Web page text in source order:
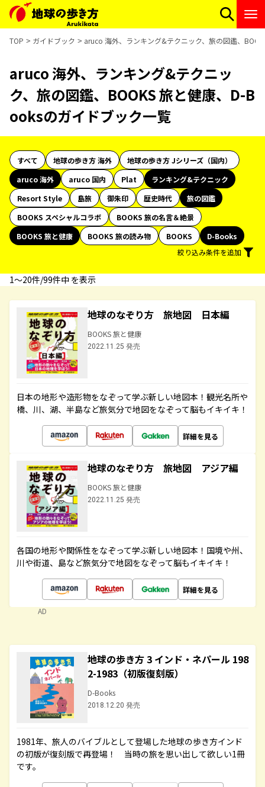
TOP ガイドブック aruco 海外、ランキング&テクニック、旅の図鑑、
aruco 海外、ランキング&テクニッ
ク、旅の図鑑、BOOKS 旅と健康、D-B
ooksのガイドブック一覧
すべて 地球の歩き方 海外
地球の歩き方 Jシリーズ（国内）
aruco 海外
aruco 国内 Plat
ランキング&テクニック
Resort Style
島旅 御朱印 歴史時代
旅の図鑑
BOOKS スペシャルコラボ
BOOKS 旅の名言＆絶景
BOOKS 旅と健康
BOOKS 旅の読み物 BOOKS
D-Books
絞り込み条件を追加
1〜20件/99件中 を表示
地球のなぞり方 旅地図 日本編
BOOKS 旅と健康
2022.11.25 発売
日本の地形や造形物をなぞって学ぶ新しい地図本！観光名所や
橋、川、湖、半島など旅気分で地図をなぞって脳もイキイキ！
詳細を見る
地球のなぞり方 旅地図 アジア編
BOOKS 旅と健康
2022.11.25 発売
各国の地形や関係性をなぞって学ぶ新しい地図本！国境や州、
川や街道、島など旅気分で地図をなぞって脳もイキイキ！
詳細を見る
AD
地球の歩き方 3 インド・ネパール 198
2-1983（初版復刻版）
D-Books
2018.12.20 発売
1981年、旅人のバイブルとして登場した地球の歩き方インド
の初版が復刻版で再登場！ 当時の旅を思い出して欲しい1冊
です。